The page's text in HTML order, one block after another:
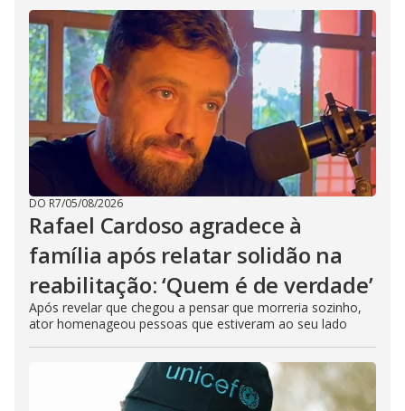
DO R7/05/08/2026
Rafael Cardoso agradece à
família após relatar solidão na
reabilitação: ‘Quem é de verdade’
Após revelar que chegou a pensar que morreria sozinho,
ator homenageou pessoas que estiveram ao seu lado